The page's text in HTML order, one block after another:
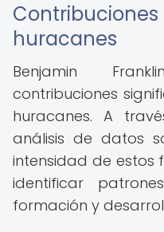
Contribuciones
huracanes
Benjamin
contribuciones
huracanes. A
análisis de datos
intensidad de estos
identificar
formación y